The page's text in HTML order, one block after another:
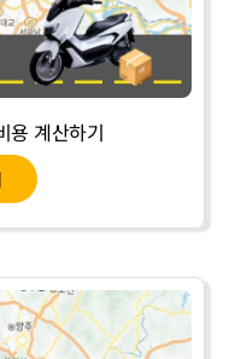
용 계산하기